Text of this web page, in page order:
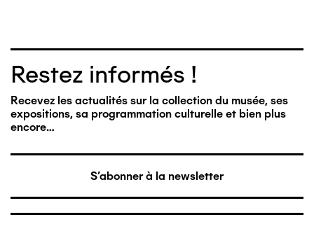
Restez informés !
Recevez les actualités sur la collection du musée, ses
expositions, sa programmation culturelle et bien plus
encore…
S'abonner à la newsletter